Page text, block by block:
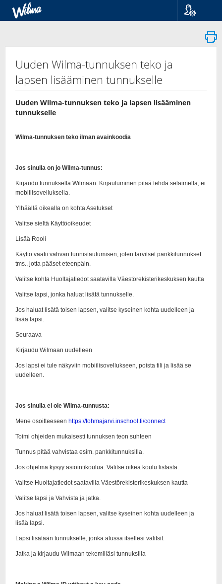
Suomi
Svenska
Uuden Wilma-tunnuksen teko ja
lapsen lisääminen tunnukselle
Uuden Wilma-tunnuksen teko ja lapsen lisääminen
tunnukselle